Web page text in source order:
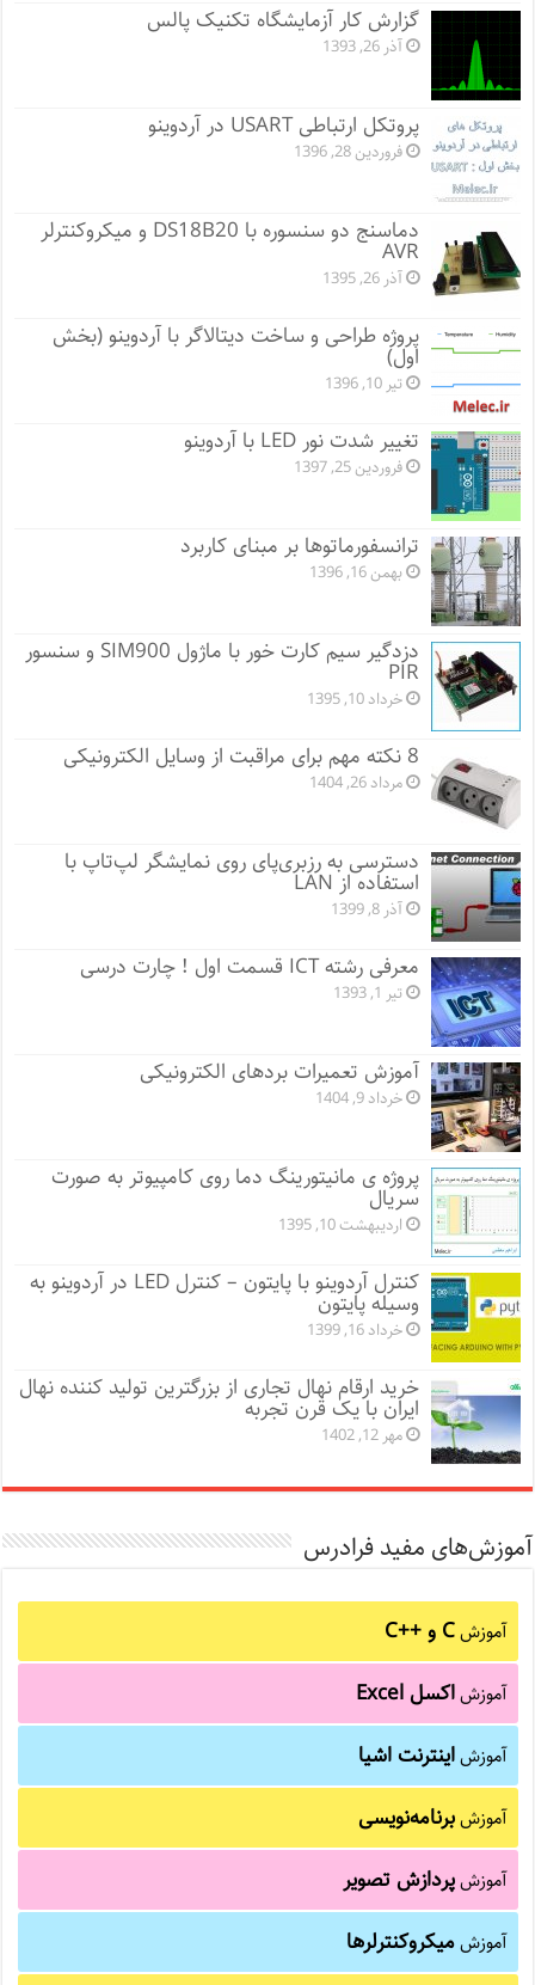
گزارش کار آزمایشگاه تکنیک پالس
آذر 26, 1393
پروتکل ارتباطی USART در آردوینو
فروردین 28, 1396
دماسنج دو سنسوره با DS18B20 و میکروکنترلر
AVR
آذر 26, 1395
پروژه طراحی و ساخت دیتالاگر با آردوینو (بخش
اول)
تیر 10, 1396
تغییر شدت نور LED با آردوینو
فروردین 25, 1397
ترانسفور‌ماتوها بر مبنای کاربرد
بهمن 16, 1396
دزدگیر سیم کارت خور با ماژول SIM900 و سنسور
PIR
خرداد 10, 1395
8 نکته مهم برای مراقبت از وسایل الکترونیکی
مرداد 26, 1404
دسترسی به رزبری‌پای روی نمایشگر لپ‌تاپ با
استفاده از LAN
آذر 8, 1399
معرفی رشته ICT قسمت اول ! چارت درسی
تیر 1, 1393
آموزش تعمیرات بردهای الکترونیکی
خرداد 9, 1404
پروژه ی مانیتورینگ دما روی کامپیوتر به صورت
سریال
اردیبهشت 10, 1395
کنترل آردوینو با پایتون – کنترل LED در آردوینو به
وسیله پایتون
خرداد 16, 1399
خرید ارقام نهال تجاری از بزرگترین تولید کننده نهال
ایران با یک قرن تجربه
مهر 12, 1402
آموزش‌های مفید فرادرس
آموزشC و C++‎
آموزشاکسل Excel
آموزشاینترنت اشیا
آموزشبرنامه‌نویسی
آموزشپردازش تصویر
آموزشمیکروکنترلرها